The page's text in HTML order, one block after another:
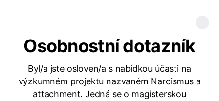
Osobnostní dotazník
Byl/a jste osloven/a s nabídkou účasti na
výzkumném projektu nazvaném Narcismus a
attachment. Jedná se o magisterskou